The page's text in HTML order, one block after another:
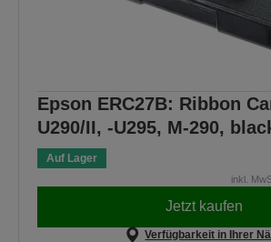
Epson ERC27B: Ribbon
U290/II, -U295, M-290,
Auf Lager
inkl.
Jetzt kaufen
Verfügbarkeit in Ihrer